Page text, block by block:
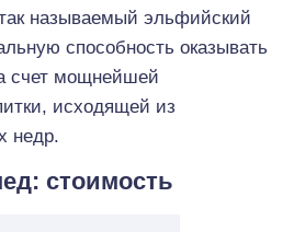
называемый эльфийский
способность оказывать
счет мощнейшей
исходящей из
недр.
стоимость